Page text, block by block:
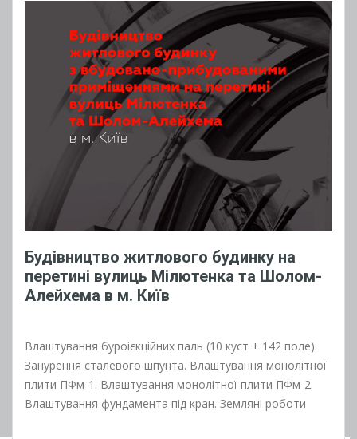
Будівництво житлового будинку на
перетині вулиць Мілютенка та Шолом-
Алейхема в м. Київ
Влаштування буроієкційних паль (10 куст + 142 поле).
Занурення сталевого шпунта. Влаштування монолітної
плити ПФм-1. Влаштування монолітної плити ПФм-2.
Влаштування фундамента під кран. Земляні роботи